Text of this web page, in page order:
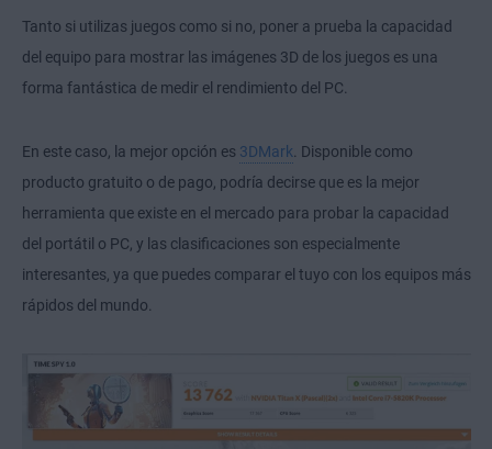
Tanto si utilizas juegos como si no, poner a prueba la capacidad
del equipo para mostrar las imágenes 3D de los juegos es una
forma fantástica de medir el rendimiento del PC.
En este caso, la mejor opción es 3DMark . Disponible como
producto gratuito o de pago, podría decirse que es la mejor
herramienta que existe en el mercado para probar la capacidad
del portátil o PC, y las clasificaciones son especialmente
interesantes, ya que puedes comparar el tuyo con los equipos más
rápidos del mundo.